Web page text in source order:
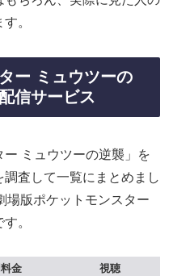
。
ー ミュウツーの
信サービス
ミュウツーの逆襲」を
査して一覧にまとめまし
場版ポケットモンスター
。
金
視聴